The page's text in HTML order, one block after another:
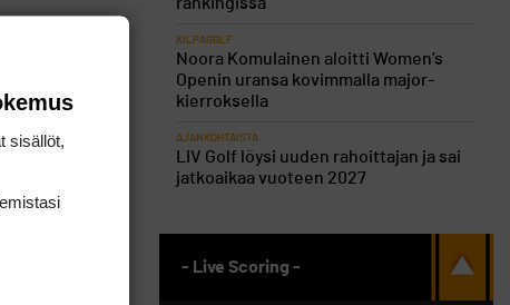
sitten
Topi
KILPAGOLF
Noora Komulainen aloitti Women’s
Openin uransa kovimmalla major-
kierroksella
AJANKOHTAISTA
LIV Golf löysi uuden rahoittajan ja sai
jatkoaikaa vuoteen 2027
- Live Scoring -
sisällöt,